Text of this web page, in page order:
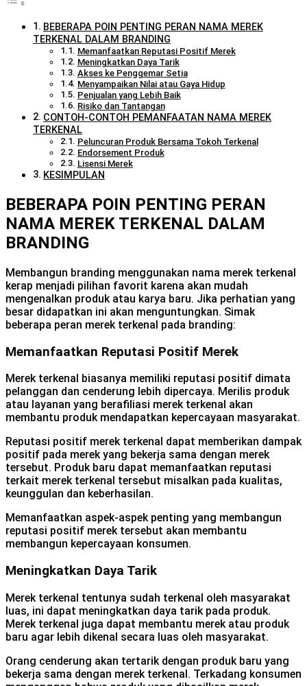
BEBERAPA POIN PENTING PERAN NAMA MEREK
TERKENAL DALAM BRANDING
Memanfaatkan Reputasi Positif Merek
Meningkatkan Daya Tarik
Akses ke Penggemar Setia
Menyampaikan Nilai atau Gaya Hidup
Penjualan yang Lebih Baik
Risiko dan Tantangan
CONTOH-CONTOH PEMANFAATAN NAMA MEREK
TERKENAL
Peluncuran Produk Bersama Tokoh Terkenal
Endorsement Produk
Lisensi Merek
KESIMPULAN
BEBERAPA POIN PENTING PERAN
NAMA MEREK TERKENAL DALAM
BRANDING
Membangun branding menggunakan nama merek terkenal
kerap menjadi pilihan favorit karena akan mudah
mengenalkan produk atau karya baru. Jika perhatian yang
besar didapatkan ini akan menguntungkan. Simak
beberapa peran merek terkenal pada branding:
Memanfaatkan Reputasi Positif Merek
Merek terkenal biasanya memiliki reputasi positif dimata
pelanggan dan cenderung lebih dipercaya. Merilis produk
atau layanan yang berafiliasi merek terkenal akan
membantu produk mendapatkan kepercayaan masyarakat.
Reputasi positif merek terkenal dapat memberikan dampak
positif pada merek yang bekerja sama dengan merek
tersebut. Produk baru dapat memanfaatkan reputasi
terkait merek terkenal tersebut misalkan pada kualitas,
keunggulan dan keberhasilan.
Memanfaatkan aspek-aspek penting yang membangun
reputasi positif merek tersebut akan membantu
membangun kepercayaan konsumen.
Meningkatkan Daya Tarik
Merek terkenal tentunya sudah terkenal oleh masyarakat
luas, ini dapat meningkatkan daya tarik pada produk.
Merek terkenal juga dapat membantu merek atau produk
baru agar lebih dikenal secara luas oleh masyarakat.
Orang cenderung akan tertarik dengan produk baru yang
bekerja sama dengan merek terkenal. Terkadang konsumen